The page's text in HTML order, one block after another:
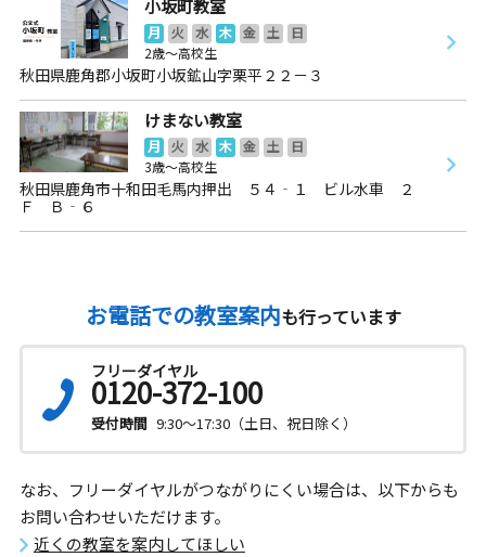
小坂町教室
月 火 水 木 金 土
日
2歳～高校生
秋田県鹿角郡小坂町小坂鉱山字栗平２２－３
けまない教室
月 火 水 木 金 土
日
3歳～高校生
秋田県鹿角市十和田毛馬内押出 ５４‐１ ビル水車 ２
Ｆ Ｂ‐６
お電話での教室案内も行っています
フリーダイヤル
0120-372-100
受付時間 9:30～17:30（土日、祝日除く）
なお、フリーダイヤルがつながりにくい場合は、以下からも
お問い合わせいただけます。
近くの教室を案内してほしい